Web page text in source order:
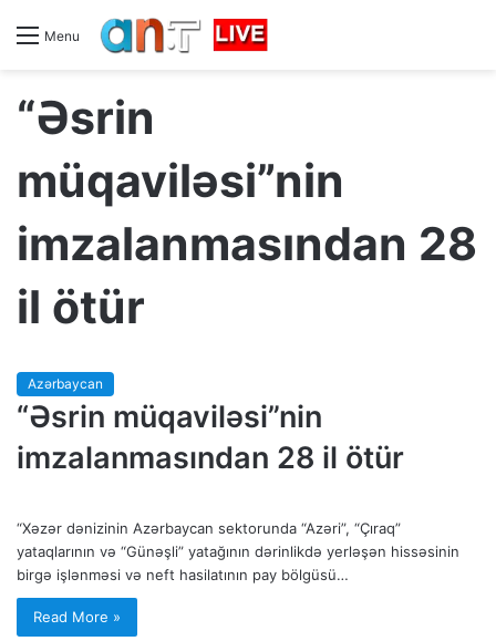
Menu
“Əsrin
müqaviləsi”nin
imzalanmasından 28
il ötür
Azərbaycan
“Əsrin müqaviləsi”nin
imzalanmasından 28 il ötür
“Xəzər dənizinin Azərbaycan sektorunda “Azəri”, “Çıraq”
yataqlarının və “Günəşli” yatağının dərinlikdə yerləşən hissəsinin
birgə işlənməsi və neft hasilatının pay bölgüsü…
Read More »